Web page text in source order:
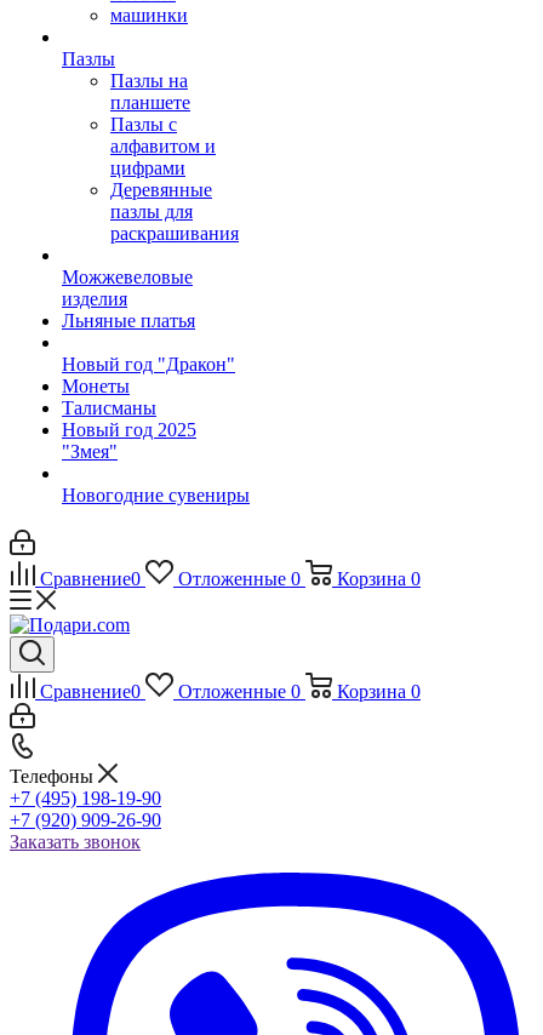
машинки
Пазлы
Пазлы на
планшете
Пазлы с
алфавитом и
цифрами
Деревянные
пазлы для
раскрашивания
Можжевеловые
изделия
Льняные платья
Новый год "Дракон"
Монеты
Талисманы
Новый год 2025
"Змея"
Новогодние сувениры
Сравнение0 Отложенные 0 Корзина 0
Сравнение0 Отложенные 0 Корзина 0
Телефоны
+7 (495) 198-19-90
+7 (920) 909-26-90
Заказать звонок